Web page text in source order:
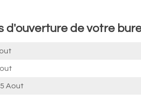
d'ouverture de votre
Aout